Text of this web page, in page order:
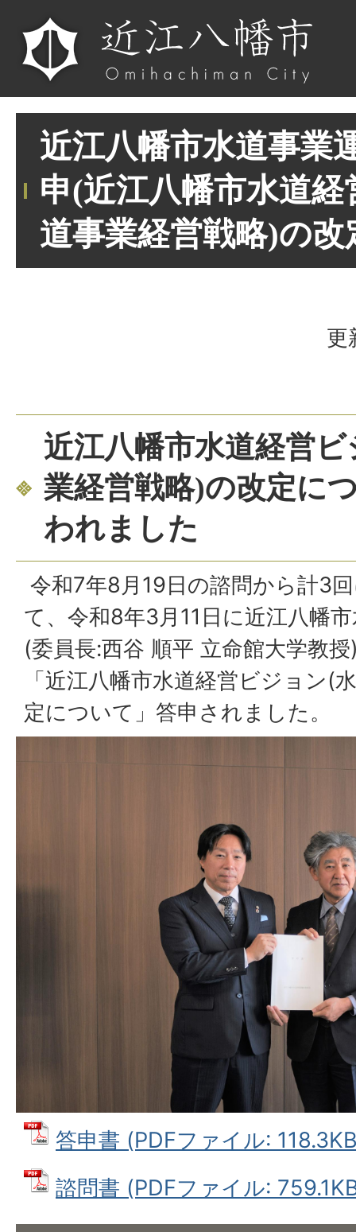
近江八幡市水道事業
申(近江八幡市水道
道事業経営戦略)の
更
近江八幡市水道経営
業経営戦略)の改定に
われました
令和7年8月19日の諮問から計3
て、令和8年3月11日に近江八幡
(委員長:西谷 順平 立命館大学教
「近江八幡市水道経営ビジョン(
定について」答申されました。
答申書 (PDFファイル:
諮問書 (PDFファイル: